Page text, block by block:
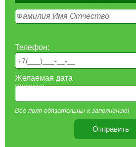
Телефон:
Желаемая дата
приема:
Все поля обязательны к заполнению!
Отправить